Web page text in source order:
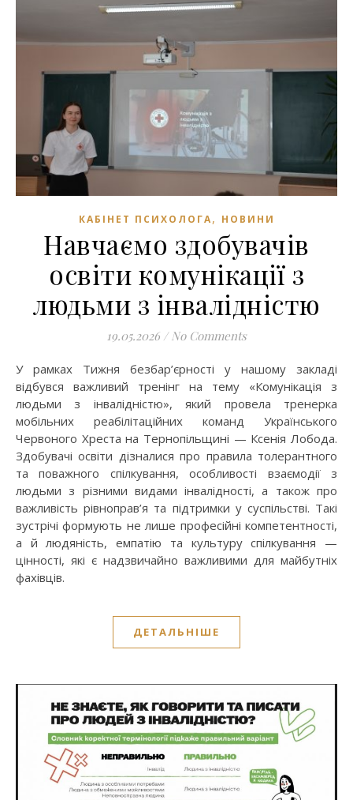
КАБІНЕТ ПСИХОЛОГА, НОВИНИ
Навчаємо здобувачів
освіти комунікації з
людьми з інвалідністю
19.05.2026 / No Comments
У рамках Тижня безбар’єрності у нашому закладі
відбувся важливий тренінг на тему «Комунікація з
людьми з інвалідністю», який провела тренерка
мобільних реабілітаційних команд Українського
Червоного Хреста на Тернопільщині — Ксенія Лобода.
Здобувачі освіти дізналися про правила толерантного
та поважного спілкування, особливості взаємодії з
людьми з різними видами інвалідності, а також про
важливість рівноправ’я та підтримки у суспільстві. Такі
зустрічі формують не лише професійні компетентності,
а й людяність, емпатію та культуру спілкування —
цінності, які є надзвичайно важливими для майбутніх
фахівців.
ДЕТАЛЬНІШЕ